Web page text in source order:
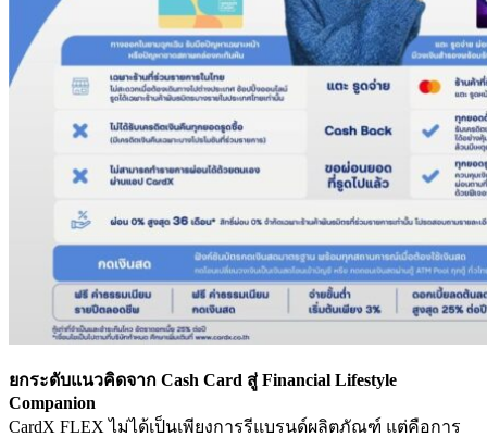
ยกระดับแนวคิดจาก Cash Card สู่ Financial Lifestyle
Companion
CardX FLEX ไม่ได้เป็นเพียงการรีแบรนด์ผลิตภัณฑ์ แต่คือการ